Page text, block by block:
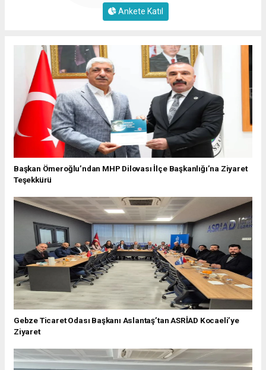
Ankete Katıl
Başkan Ömeroğlu’ndan MHP Dilovası İlçe Başkanlığı’na Ziyaret
Teşekkürü
Gebze Ticaret Odası Başkanı Aslantaş’tan ASRİAD Kocaeli’ye
Ziyaret